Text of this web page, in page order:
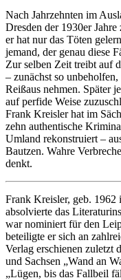
Nach Jahrzehnten im
Dresden der 1930er
er hat nur das Töten
jemand, der genau diese
Zur selben Zeit treibt auf
– zunächst so
Reißaus nehmen. Später
auf perfide Weise
Frank Kreisler hat im
zehn authentische
Umland rekonstruiert –
Bautzen. Wahre
denkt.
Frank Kreisler, geb. 1962
absolvierte das
war nominiert für den
beteiligte er sich an
Verlag erschienen zuletzt
und Sachsen „Wand an
„Lügen, bis das Fallbeil